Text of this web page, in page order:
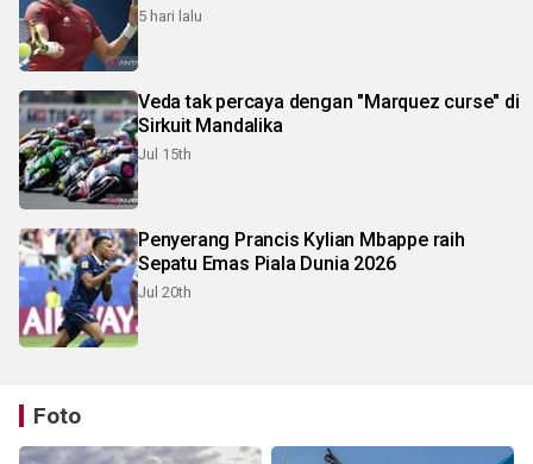
5 hari lalu
Veda tak percaya dengan "Marquez curse" di
Sirkuit Mandalika
Jul 15th
Penyerang Prancis Kylian Mbappe raih
Sepatu Emas Piala Dunia 2026
Jul 20th
Foto